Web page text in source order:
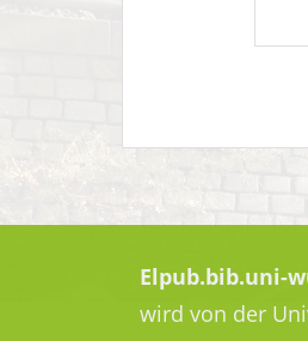
Elpub.bib.uni-
wird von der